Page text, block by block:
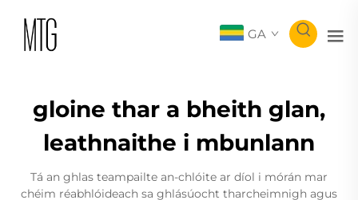
GA
gloine thar a bheith glan,
leathnaithe i mbunlann
Tá an ghlas teampailte an-chlóite ar díol i mórán mar
chéim réabhlóideach sa ghlásúocht tharcheimnigh agus